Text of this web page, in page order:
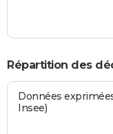
Répartition des
Données
Insee)